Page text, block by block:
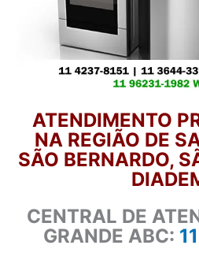
ATENDIMENTO
NA REGIÃO DE
SÃO BERNARDO,
CENTRAL DE
GRANDE ABC: